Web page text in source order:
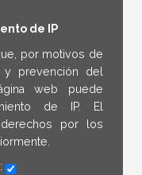
de IP
por motivos de
prevención del
web puede
de IP. El
por los